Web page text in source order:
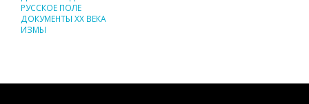
РУССКОЕ ПОЛЕ
ДОКУМЕНТЫ XX ВЕКА
ИЗМЫ